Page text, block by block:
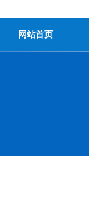
网站首页